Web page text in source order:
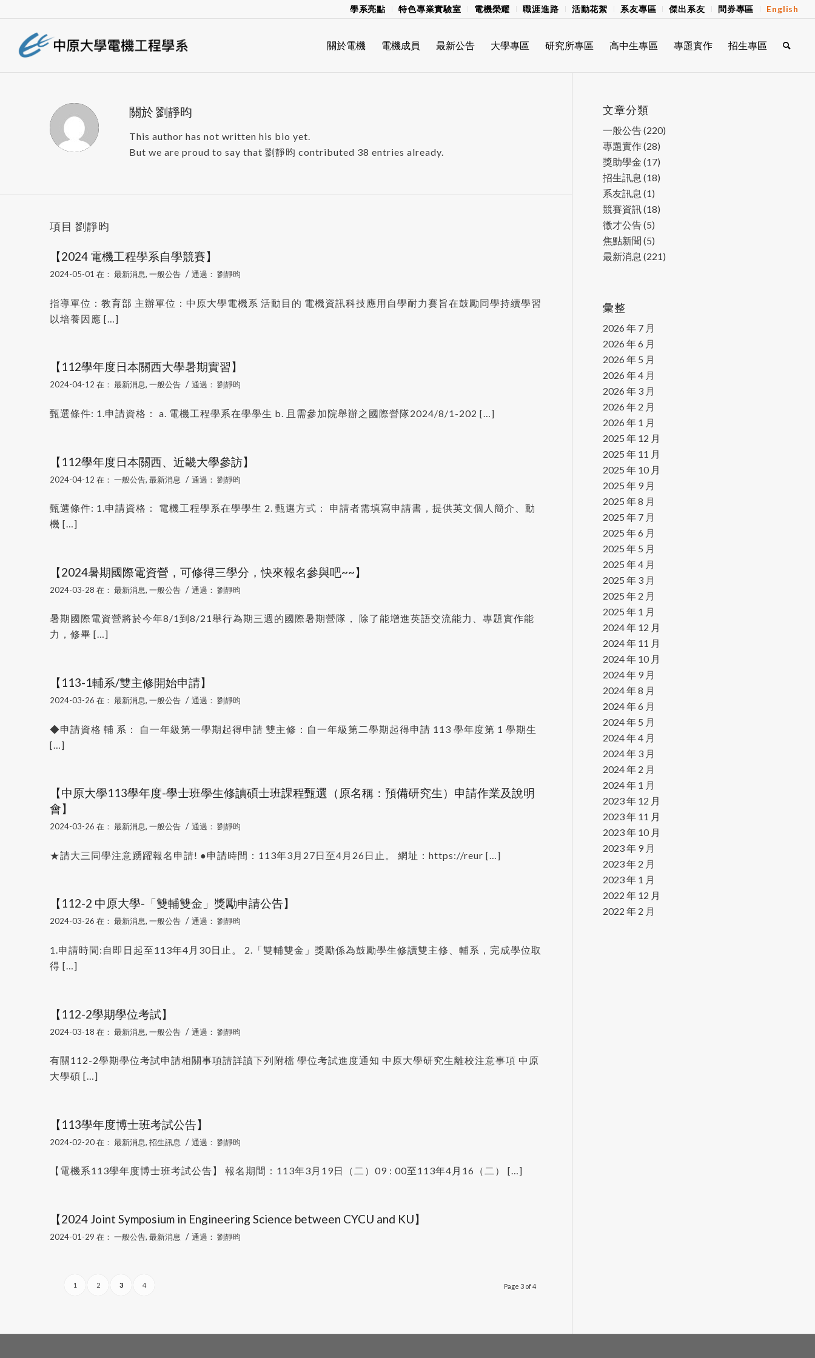
學系亮點 特色專業實驗室 電機榮耀 職涯進路 活動花絮 系友專區 傑出系友 問券專區 English
關於電機 電機成員 最新公告 大學專區 研究所專區 高中生專區 專題實作 招生專區
關於劉靜昀
This author has not written his bio yet.
But we are proud to say that 劉靜昀 contributed 38 entries already.
項目 劉靜昀
【2024 電機工程學系自學競賽】
2024-05-01 在： 最新消息, 一般公告 / 通過： 劉靜昀
指導單位：教育部 主辦單位：中原大學電機系 活動目的 電機資訊科技應用自學耐力賽旨在鼓勵同學持續學習
以培養因應 […]
【112學年度日本關西大學暑期實習】
2024-04-12 在： 最新消息, 一般公告 / 通過： 劉靜昀
甄選條件: 1.申請資格： a. 電機工程學系在學學生 b. 且需參加院舉辦之國際營隊2024/8/1-202 […]
【112學年度日本關西、近畿大學參訪】
2024-04-12 在： 一般公告, 最新消息 / 通過： 劉靜昀
甄選條件: 1.申請資格： 電機工程學系在學學生 2. 甄選方式： 申請者需填寫申請書，提供英文個人簡介、動
機 […]
【2024暑期國際電資營，可修得三學分，快來報名參與吧~~】
2024-03-28 在： 最新消息, 一般公告 / 通過： 劉靜昀
暑期國際電資營將於今年8/1到8/21舉行為期三週的國際暑期營隊， 除了能增進英語交流能力、專題實作能
力，修畢 […]
【113-1輔系/雙主修開始申請】
2024-03-26 在： 最新消息, 一般公告 / 通過： 劉靜昀
◆申請資格 輔 系： 自一年級第一學期起得申請 雙主修：自一年級第二學期起得申請 113 學年度第 1 學期生
[…]
【中原大學113學年度-學士班學生修讀碩士班課程甄選（原名稱：預備研究生）申請作業及說明
會】
2024-03-26 在： 最新消息, 一般公告 / 通過： 劉靜昀
★請大三同學注意踴躍報名申請! ●申請時間：113年3月27日至4月26日止。 網址：https://reur […]
【112-2 中原大學-「雙輔雙金」獎勵申請公告】
2024-03-26 在： 最新消息, 一般公告 / 通過： 劉靜昀
1.申請時間:自即日起至113年4月30日止。 2.「雙輔雙金」獎勵係為鼓勵學生修讀雙主修、輔系，完成學位取
得 […]
【112-2學期學位考試】
2024-03-18 在： 最新消息, 一般公告 / 通過： 劉靜昀
有關112-2學期學位考試申請相關事項請詳讀下列附檔 學位考試進度通知 中原大學研究生離校注意事項 中原
大學碩 […]
【113學年度博士班考試公告】
2024-02-20在： 最新消息, 招生訊息 / 通過： 劉靜昀
【電機系113學年度博士班考試公告】 報名期間：113年3月19日（二）09 : 00至113年4月16（二） […]
【2024 Joint Symposium in Engineering Science between CYCU and KU】
2024-01-29 在： 一般公告, 最新消息 / 通過： 劉靜昀
Page 3 of 4
1 2 3 4
文章分類
一般公告(220)
專題實作(28)
獎助學金 (17)
招生訊息 (18)
系友訊息 (1)
競賽資訊(18)
徵才公告(5)
焦點新聞 (5)
最新消息 (221)
彙整
2026 年 7 月
2026 年 6 月
2026 年 5 月
2026 年 4 月
2026 年 3 月
2026 年 2 月
2026 年 1 月
2025 年 12 月
2025 年 11 月
2025 年 10 月
2025 年 9 月
2025 年 8 月
2025 年 7 月
2025 年 6 月
2025 年 5 月
2025 年 4 月
2025 年 3 月
2025 年 2 月
2025 年 1 月
2024 年 12 月
2024 年 11 月
2024 年 10 月
2024 年 9 月
2024 年 8 月
2024 年 6 月
2024 年 5 月
2024 年 4 月
2024 年 3 月
2024 年 2 月
2024 年 1 月
2023 年 12 月
2023 年 11 月
2023 年 10 月
2023 年 9 月
2023 年 2 月
2023 年 1 月
2022 年 12 月
2022 年 2 月